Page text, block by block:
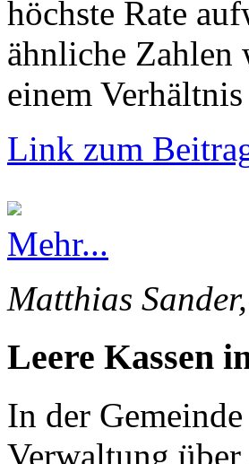
höchste Rate
ähnliche Zahlen
einem
Link zum
Mehr...
Matthias
Leere Kassen
In der
Verwaltung